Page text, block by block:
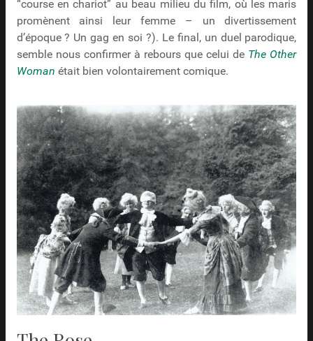
“course en chariot” au beau milieu du film, où les maris
promènent ainsi leur femme – un divertissement
d’époque ? Un gag en soi ?). Le final, un duel parodique,
semble nous confirmer à rebours que celui de The Other
Woman était bien volontairement comique.